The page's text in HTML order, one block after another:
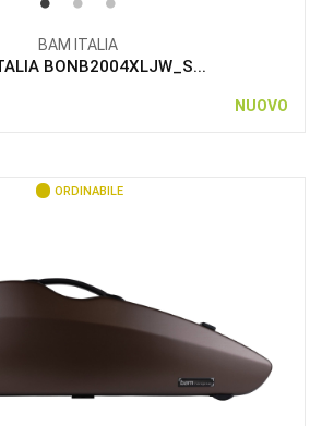
BAM ITALIA
BONB2004XLJW_S...
NUOVO
ORDINABILE